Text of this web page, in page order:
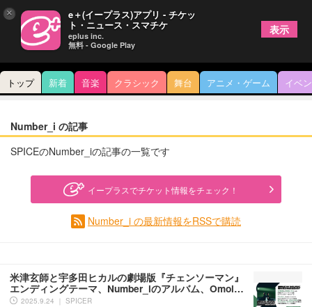
トップ 新着 音楽 クラシック 舞台 アニメ・ゲーム イベ
Number_i の記事
SPICEのNumber_iの記事の一覧です
イープラスでチケット情報をチェック！
Number_i の最新情報をRSSで購読
米津玄師と宇多田ヒカルの劇場版『チェンソーマン』
エンディングテーマ、Number_iのアルバム、Omoi…
2025.9.24 ｜ SPICER
× e＋(イープラス)アプリ - チケッ
ト・ニュース・スマチケ
eplus inc.
無料 - Google Play
表示